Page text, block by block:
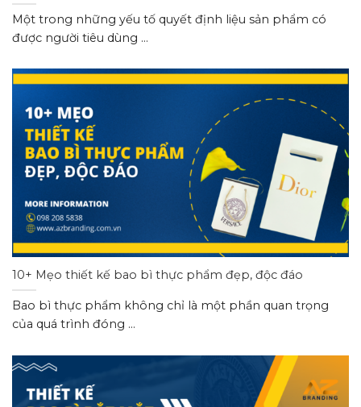
Một trong những yếu tố quyết định liệu sản phẩm có
được người tiêu dùng ...
10+ Mẹo thiết kế bao bì thực phẩm đẹp, độc đáo
Bao bì thực phẩm không chỉ là một phần quan trọng
của quá trình đóng ...